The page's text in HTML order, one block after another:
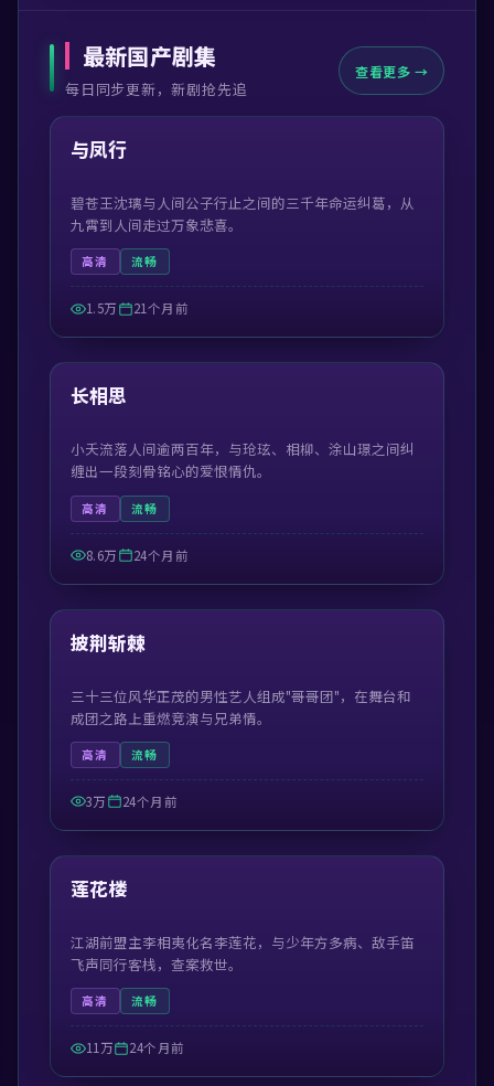
最新国产剧集
每日同步更新，新剧抢先追
查看更多 →
最新
与凤行
碧苍王沈璃与人间公子行止之间的三千年命运纠葛，从
九霄到人间走过万象悲喜。
高清 流畅
1.5万 21个月前
最新
47:39
长相思
小夭流落人间逾两百年，与玱玹、相柳、涂山璟之间纠
缠出一段刻骨铭心的爱恨情仇。
高清 流畅
8.6万 24个月前
最新
41:21
披荆斩棘
三十三位风华正茂的男性艺人组成"哥哥团"，在舞台和
成团之路上重燃竞演与兄弟情。
高清 流畅
3万 24个月前
最新
44:30
莲花楼
江湖前盟主李相夷化名李莲花，与少年方多病、敌手笛
飞声同行客栈，查案救世。
高清 流畅
11万 24个月前
55:13